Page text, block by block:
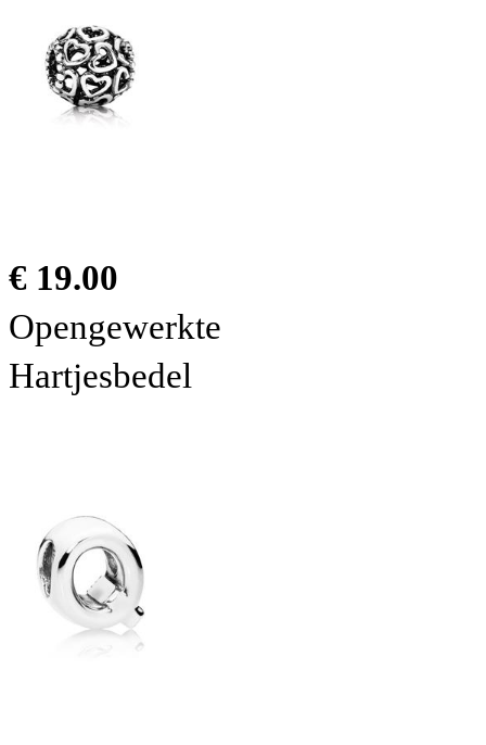
€ 19.00
Opengewerkte
Hartjesbedel